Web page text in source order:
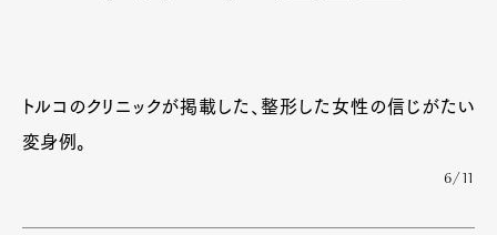
トルコのクリニックが掲載した、整形した女性の信じがたい
変身例。
6/11